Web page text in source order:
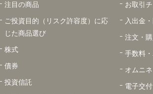
注目の商品
ご投資目的（リスク許容度）に応
じた商品選び
株式
債券
投資信託
お取引
入出金
注文・
手数料
オムニ
電子交